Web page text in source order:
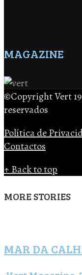
MAGAZINE
©Copyright Vert
reservados
Política de
Contactos
↑ Back to top
MORE STORIES
MAR DA